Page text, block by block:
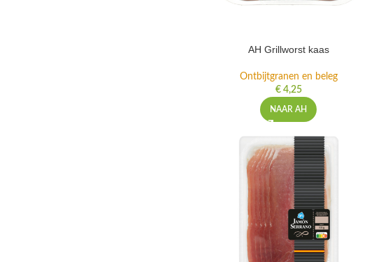
AH Grillworst kaas
Ontbijtgranen en beleg
€4,25
NAAR AH